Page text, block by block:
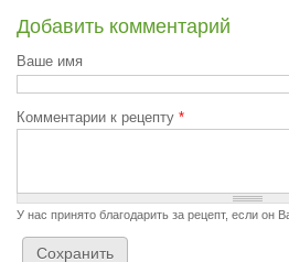
Добавить комментарий
Ваше имя
Комментарии к рецепту *
У нас принято благодарить за рецепт, если он